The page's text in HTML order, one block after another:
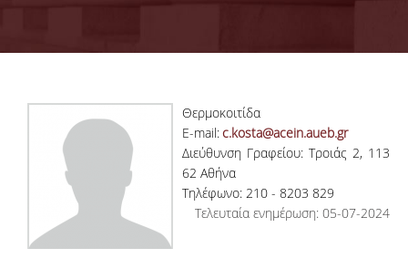
Θερμοκοιτίδα
E-mail:c.kosta@acein.aueb.gr
Διεύθυνση Γραφείου: Τροιάς 2, 113
62 Αθήνα
Τηλέφωνο: 210 - 8203 829
Τελευταία ενημέρωση: 05-07-2024